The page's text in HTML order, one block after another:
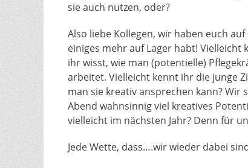
sie auch nutzen, oder?
Also liebe Kollegen, wir haben euch
einiges mehr auf Lager habt!
ihr wisst, wie man (potentielle)
arbeitet. Vielleicht kennt ihr die junge
man sie kreativ ansprechen kann?
Abend wahnsinnig viel kreatives
vielleicht im nächsten Jahr? Denn für
Jede Wette, dass….wir wieder dabei